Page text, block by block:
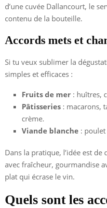
d’une cuvée Dallancourt, le
contenu de la bouteille.
Accords mets et
Si tu veux sublimer la
simples et efficaces :
Fruits de mer : huîtres,
Pâtisseries : macarons,
crème.
Viande blanche :
Dans la pratique, l’idée est
avec fraîcheur, gourmandise
plat qui écrase le vin.
Quels sont les